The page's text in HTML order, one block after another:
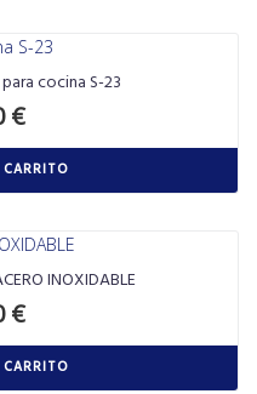
cocina S-23
€
INOXIDABLE
€